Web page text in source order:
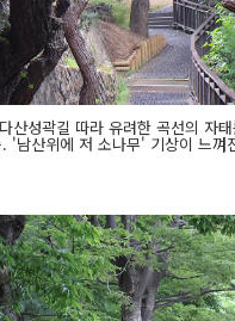
산성곽길 따라 유려한 곡선의 자
'남산위에 저 소나무' 기상이 느껴